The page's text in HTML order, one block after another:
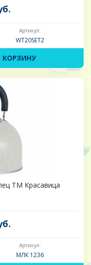
Артикул:
WT20SET2
TM Красавица
Артикул:
МЛК 1236